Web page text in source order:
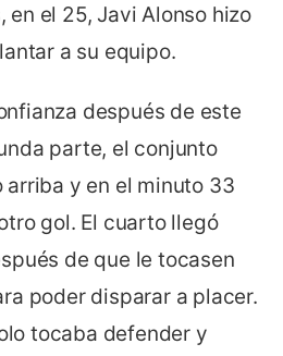
en el 25, Javi Alonso hizo
a su equipo.
después de este
parte, el conjunto
arriba y en el minuto 33
gol. El cuarto llegó
de que le tocasen
poder disparar a placer.
tocaba defender y